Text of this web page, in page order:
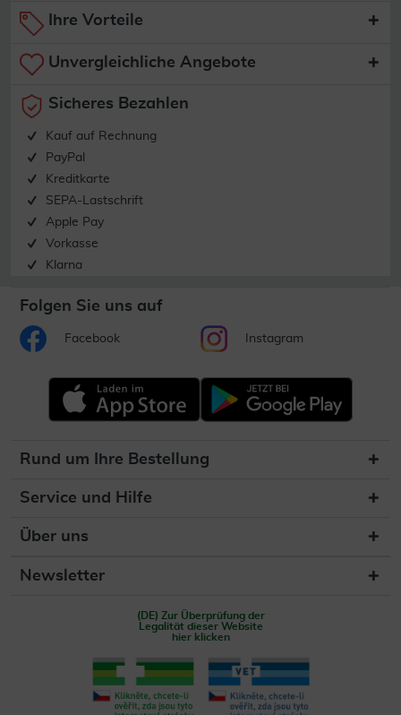
Ihre Vorteile
Unvergleichliche Angebote
Sicheres Bezahlen
Kauf auf Rechnung
PayPal
Kreditkarte
SEPA-Lastschrift
Apple Pay
Vorkasse
Klarna
Folgen Sie uns auf
Facebook Instagram
Rund um Ihre Bestellung
Service und Hilfe
Über uns
Newsletter
(DE) Zur Überprüfung der
Legalität dieser Website
hier klicken